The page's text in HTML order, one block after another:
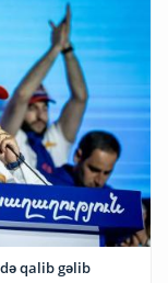
qalib gəlib